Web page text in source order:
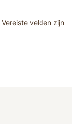
Vereiste velden zijn